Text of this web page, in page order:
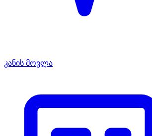
კანის მოვლა